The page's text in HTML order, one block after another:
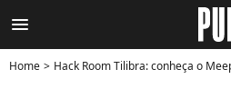
menu
Home Hack Room Tilibra: conheça o Meeple,